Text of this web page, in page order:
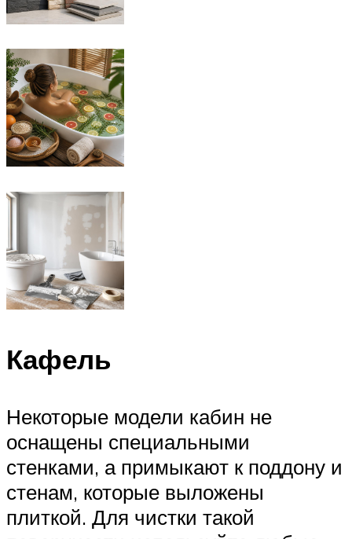
Кафель
Некоторые модели кабин не
оснащены специальными
стенками, а примыкают к поддону и
стенам, которые выложены
плиткой. Для чистки такой